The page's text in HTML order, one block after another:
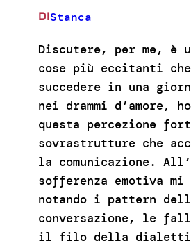
DIStanca
Discutere, per me, è
cose più eccitanti
succedere in una
nei drammi d’amore,
questa percezione
sovrastrutture che
la comunicazione.
sofferenza emotiva mi
notando i pattern
conversazione, le
il filo della